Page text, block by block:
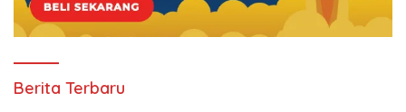
Berita Terbaru